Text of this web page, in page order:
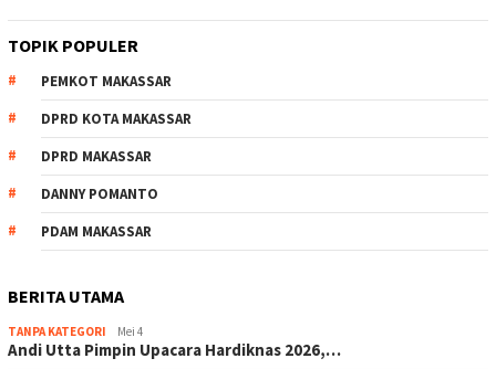
TOPIK POPULER
PEMKOT MAKASSAR
DPRD KOTA MAKASSAR
DPRD MAKASSAR
DANNY POMANTO
PDAM MAKASSAR
BERITA UTAMA
TANPA KATEGORI Mei 4
Andi Utta Pimpin Upacara Hardiknas 2026,…